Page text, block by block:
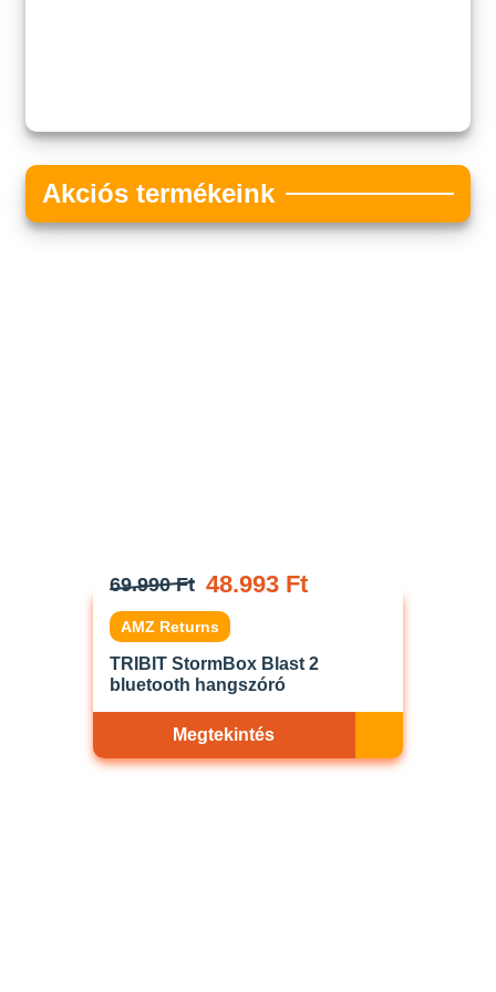
Akciós termékeink
69.990 Ft 48.993 Ft
AMZ Returns
TRIBIT StormBox Blast 2
bluetooth hangszóró
Megtekintés